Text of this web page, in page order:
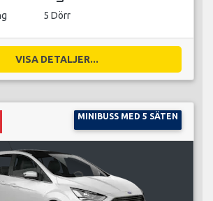
5 Dörr
VISA DETALJER...
MINIBUSS MED 5 SÄTEN